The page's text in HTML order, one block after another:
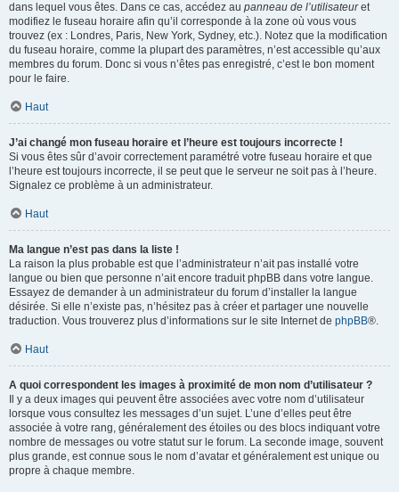
dans lequel vous êtes. Dans ce cas, accédez au panneau de l’utilisateuret
modifiez le fuseau horaire afin qu’il corresponde à la zone où vous vous
trouvez (ex : Londres, Paris, New York, Sydney, etc.). Notez que la modification
du fuseau horaire, comme la plupart des paramètres, n’est accessible qu’aux
membres du forum. Donc si vous n’êtes pas enregistré, c’est le bon moment
pour le faire.
Haut
J’ai changé mon fuseau horaire et l’heure est toujours incorrecte !
Si vous êtes sûr d’avoir correctement paramétré votre fuseau horaire et que
l’heure est toujours incorrecte, il se peut que le serveur ne soit pas à l’heure.
Signalez ce problème à un administrateur.
Haut
Ma langue n’est pas dans la liste !
La raison la plus probable est que l’administrateur n’ait pas installé votre
langue ou bien que personne n’ait encore traduit phpBB dans votre langue.
Essayez de demander à un administrateur du forum d’installer la langue
désirée. Si elle n’existe pas, n’hésitez pas à créer et partager une nouvelle
traduction. Vous trouverez plus d’informations sur le site Internet de phpBB®.
Haut
A quoi correspondent les images à proximité de mon nom d’utilisateur ?
Il y a deux images qui peuvent être associées avec votre nom d’utilisateur
lorsque vous consultez les messages d’un sujet. L’une d’elles peut être
associée à votre rang, généralement des étoiles ou des blocs indiquant votre
nombre de messages ou votre statut sur le forum. La seconde image, souvent
plus grande, est connue sous le nom d’avatar et généralement est unique ou
propre à chaque membre.